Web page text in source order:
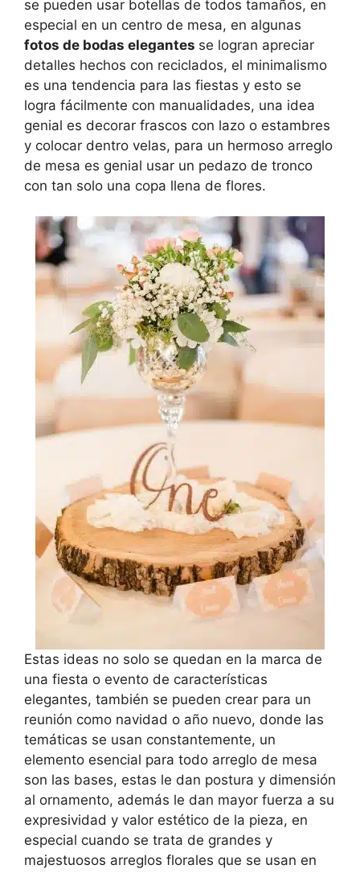
se pueden usar botellas de todos tamaños, en
especial en un centro de mesa, en algunas
fotos de bodas elegantes se logran apreciar
detalles hechos con reciclados, el minimalismo
es una tendencia para las fiestas y esto se
logra fácilmente con manualidades, una idea
genial es decorar frascos con lazo o estambres
y colocar dentro velas, para un hermoso arreglo
de mesa es genial usar un pedazo de tronco
con tan solo una copa llena de flores.
Estas ideas no solo se quedan en la marca de
una fiesta o evento de características
elegantes, también se pueden crear para un
reunión como navidad o año nuevo, donde las
temáticas se usan constantemente, un
elemento esencial para todo arreglo de mesa
son las bases, estas le dan postura y dimensión
al ornamento, además le dan mayor fuerza a su
expresividad y valor estético de la pieza, en
especial cuando se trata de grandes y
majestuosos arreglos florales que se usan en